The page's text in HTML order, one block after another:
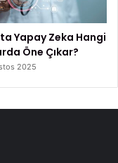
Yapay Zeka Hangi
Öne Çıkar?
2025